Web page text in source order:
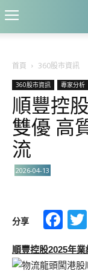
首頁 360股市資訊
360股市資訊 專家分析
順豐控
雙優 高
流
2026-04-13
分享
順豐控股2025年